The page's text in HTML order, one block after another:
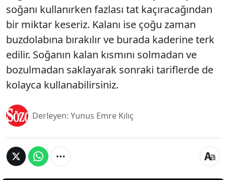
soğanı kullanırken fazlası tat kaçıracağından
bir miktar keseriz. Kalanı ise çoğu zaman
buzdolabına bırakılır ve burada kaderine terk
edilir. Soğanın kalan kısmını solmadan ve
bozulmadan saklayarak sonraki tariflerde de
kolayca kullanabilirsiniz.
Derleyen: Yunus Emre Kılıç